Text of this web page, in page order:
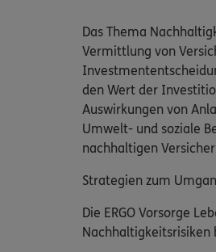
Das Thema
Vermittlung von
den Wert der
Auswirkungen von
Umwelt- und soziale
nachhaltigen
Strategien zum
Die ERGO Vorsorge
Nachhaltigkeitsrisiken